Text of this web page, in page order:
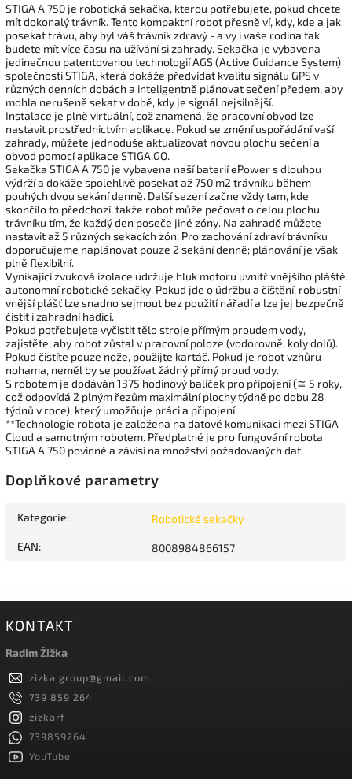
STIGA A 750 je robotická sekačka, kterou potřebujete, pokud chcete
mít dokonalý trávník. Tento kompaktní robot přesně ví, kdy, kde a jak
posekat trávu, aby byl váš trávník zdravý - a vy i vaše rodina tak
budete mít více času na užívání si zahrady. Sekačka je vybavena
jedinečnou patentovanou technologií AGS (Active Guidance System)
společnosti STIGA, která dokáže předvídat kvalitu signálu GPS v
různých denních dobách a inteligentně plánovat sečení předem, aby
mohla nerušeně sekat v době, kdy je signál nejsilnější.
Instalace je plně virtuální, což znamená, že pracovní obvod lze
nastavit prostřednictvím aplikace. Pokud se změní uspořádání vaší
zahrady, můžete jednoduše aktualizovat novou plochu sečení a
obvod pomocí aplikace STIGA.GO.
Sekačka STIGA A 750 je vybavena naší baterií ePower s dlouhou
výdrží a dokáže spolehlivě posekat až 750 m2 trávníku během
pouhých dvou sekání denně. Další sezení začne vždy tam, kde
skončilo to předchozí, takže robot může pečovat o celou plochu
trávníku tím, že každý den poseče jiné zóny. Na zahradě můžete
nastavit až 5 různých sekacích zón. Pro zachování zdraví trávníku
doporučujeme naplánovat pouze 2 sekání denně; plánování je však
plně flexibilní.
Vynikající zvuková izolace udržuje hluk motoru uvnitř vnějšího pláště
autonomní robotické sekačky. Pokud jde o údržbu a čištění, robustní
vnější plášť lze snadno sejmout bez použití nářadí a lze jej bezpečně
čistit i zahradní hadicí.
Pokud potřebujete vyčistit tělo stroje přímým proudem vody,
zajistěte, aby robot zůstal v pracovní poloze (vodorovně, koly dolů).
Pokud čistíte pouze nože, použijte kartáč. Pokud je robot vzhůru
nohama, neměl by se používat žádný přímý proud vody.
S robotem je dodáván 1375 hodinový balíček pro připojení (≅ 5 roky,
což odpovídá 2 plným řezům maximální plochy týdně po dobu 28
týdnů v roce), který umožňuje práci a připojení.
**Technologie robota je založena na datové komunikaci mezi STIGA
Cloud a samotným robotem. Předplatné je pro fungování robota
STIGA A 750 povinné a závisí na množství požadovaných dat.
Doplňkové parametry
Kategorie: Robotické sekačky
EAN: 8008984866157
KONTAKT
Radim Žižka
zizka.group@gmail.com
739 859 264
zizkarf
739859264
YouTube